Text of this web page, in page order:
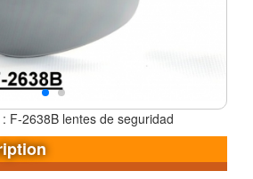
F-2638B lentes de seguridad